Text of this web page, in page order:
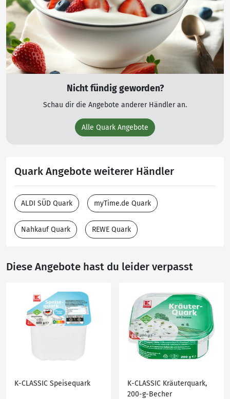
Nicht fündig geworden?
Schau dir die Angebote anderer Händler an.
Alle Quark Angebote
Quark Angebote weiterer Händler
ALDI SÜD Quark myTime.de Quark
Nahkauf Quark REWE Quark
Diese Angebote hast du leider verpasst
K-CLASSIC Speisequark
K-CLASSIC Kräuterquark,
200-g-Becher